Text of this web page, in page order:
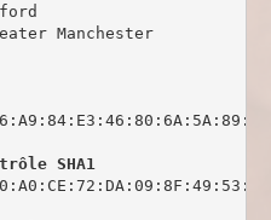
Manchester
SHA1